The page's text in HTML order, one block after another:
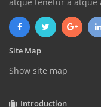
Site Map
Show site map
Introduction